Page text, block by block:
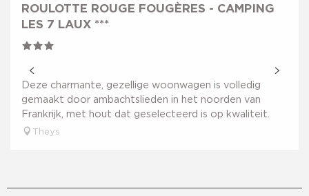
ROULOTTE ROUGE FOUGÈRES - CAMPING
LES 7 LAUX ***
Deze charmante, gezellige woonwagen is volledig
gemaakt door ambachtslieden in het noorden van
Frankrijk, met hout dat geselecteerd is op kwaliteit.
Theys